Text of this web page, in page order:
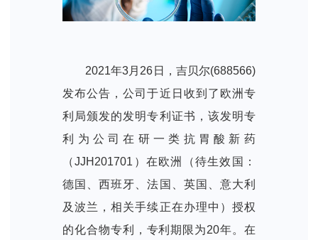
2021年3月26日，吉贝尔(688566)
发布公告，公司于近日收到了欧洲专
利局颁发的发明专利证书，该发明专
利为公司在研一类抗胃酸新药
（JJH201701）在欧洲（待生效国：
德国、西班牙、法国、英国、意大利
及波兰，相关手续正在办理中）授权
的化合物专利，专利期限为20年。在